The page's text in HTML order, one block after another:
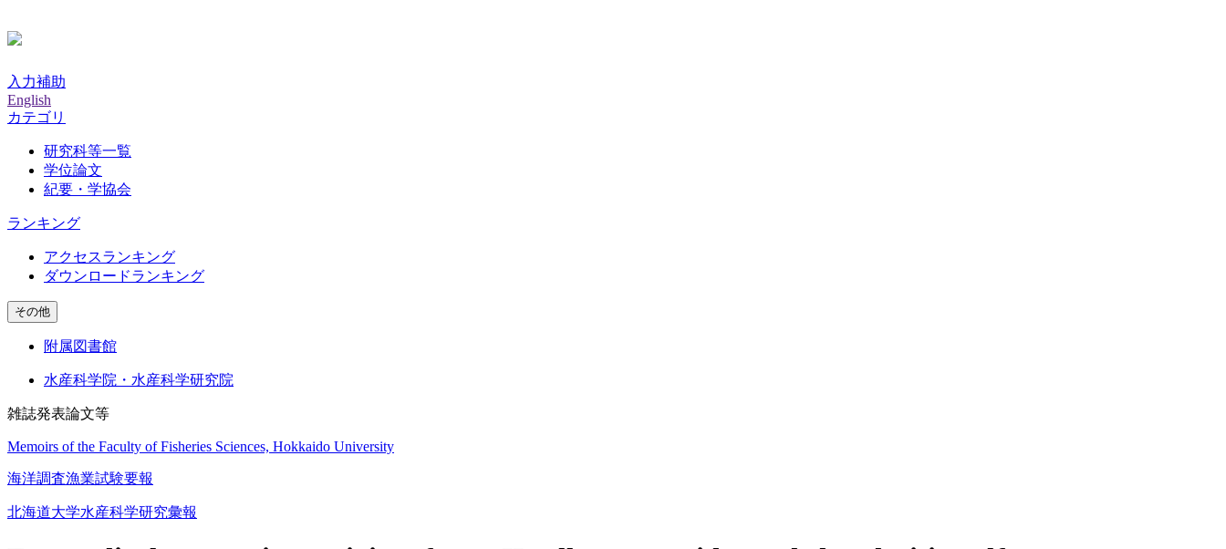
入力補助
English
カテゴリ
研究科等一覧
学位論文
紀要・学協会
ランキング
アクセスランキング
ダウンロードランキング
その他
附属図書館
水産科学院・水産科学研究院
雑誌発表論文等
Memoirs of the Faculty of Fisheries Sciences, Hokkaido University
海洋調査漁業試験要報
北海道大学水産科学研究彙報